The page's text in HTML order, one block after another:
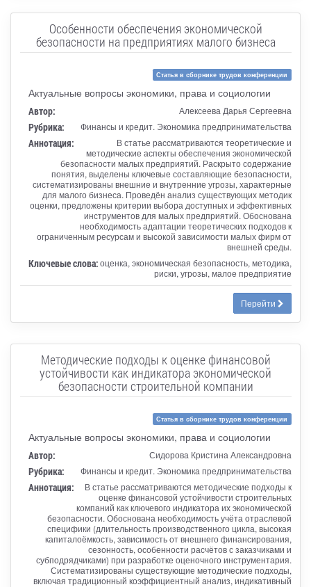
Особенности обеспечения экономической
безопасности на предприятиях малого бизнеса
Статья в сборнике трудов конференции
Актуальные вопросы экономики, права и социологии
Автор: Алексеева Дарья Сергеевна
Рубрика: Финансы и кредит. Экономика предпринимательства
Аннотация:
В статье рассматриваются теоретические и
методические аспекты обеспечения экономической
безопасности малых предприятий. Раскрыто содержание
понятия, выделены ключевые составляющие безопасности,
систематизированы внешние и внутренние угрозы, характерные
для малого бизнеса. Проведён анализ существующих методик
оценки, предложены критерии выбора доступных и эффективных
инструментов для малых предприятий. Обоснована
необходимость адаптации теоретических подходов к
ограниченным ресурсам и высокой зависимости малых фирм от
внешней среды.
Ключевые слова:оценка, экономическая безопасность, методика,
риски, угрозы, малое предприятие
Перейти
Методические подходы к оценке финансовой
устойчивости как индикатора экономической
безопасности строительной компании
Статья в сборнике трудов конференции
Актуальные вопросы экономики, права и социологии
Автор: Сидорова Кристина Александровна
Рубрика: Финансы и кредит. Экономика предпринимательства
Аннотация:
В статье рассматриваются методические подходы к
оценке финансовой устойчивости строительных
компаний как ключевого индикатора их экономической
безопасности. Обоснована необходимость учёта отраслевой
специфики (длительность производственного цикла, высокая
капиталоёмкость, зависимость от внешнего финансирования,
сезонность, особенности расчётов с заказчиками и
субподрядчиками) при разработке оценочного инструментария.
Систематизированы существующие методические подходы,
включая традиционный коэффициентный анализ, индикативный